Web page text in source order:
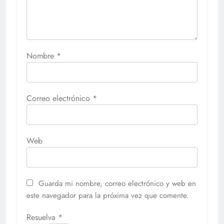
Nombre *
Correo electrónico *
Web
Guarda mi nombre, correo electrónico y web en
este navegador para la próxima vez que comente.
Resuelva *